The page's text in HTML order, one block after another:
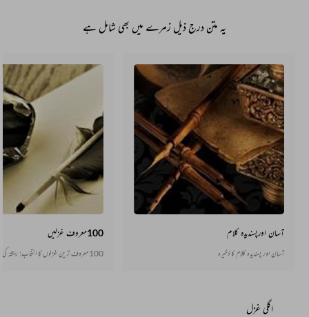
یہ متن درج ذیل زمرے میں بھی شامل ہے
آسان اورپسندیدہ کلام
آسان اور پسندیدہ کلام کا ذخیرہ
100معروف غزلیں
100معروف ترین غزلوں کا انتخاب: ریختہ کی خصوصی پیش کش
اگلی غزل